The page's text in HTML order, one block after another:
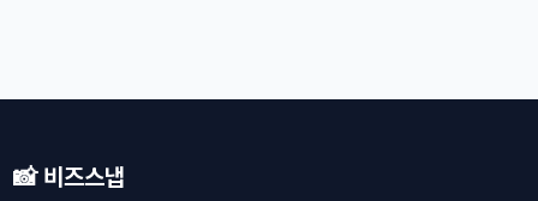
📸 비즈스냅